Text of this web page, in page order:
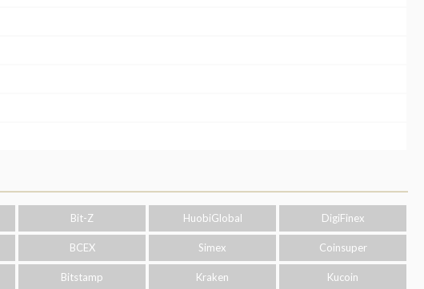
Bit-Z HuobiGlobal DigiFinex
BCEX Simex Coinsuper
Bitstamp Kraken Kucoin